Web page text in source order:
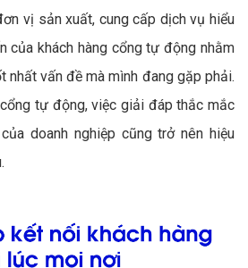
vị sản xuất, cung cấp dịch vụ hiểu
của khách hàng cổng tự động nhằm
nhất vấn đề mà mình đang gặp phải.
tự động, việc giải đáp thắc mắc
doanh nghiệp cũng trở nên hiệu